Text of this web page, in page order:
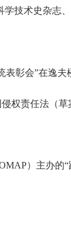
技术史杂志
表彰会”在逸夫
权责任法（
）主办的